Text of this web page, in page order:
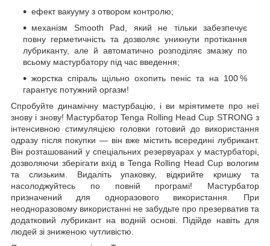
ефект вакууму з отвором контролю;
механізм Smooth Pad, який не тільки забезпечує
повну герметичність та дозволяє уникнути протікання
лубриканту, але й автоматично розподіляє змазку по
всьому мастурбатору під час введення;
жорстка спіраль щільно охопить пеніс та на 100 %
гарантує потужний оргазм!
Спробуйте динамічну мастурбацію, і ви мріятимете про неї
знову і знову! Мастурбатор Tenga Rolling Head Cup STRONG з
інтенсивною стимуляцією головки готовий до використання
одразу після покупки — він вже містить всередині лубрикант.
Він розташований у спеціальних резервуарах у мастурбаторі,
дозволяючи зберігати вхід в Tenga Rolling Head Cup вологим
та слизьким. Видаліть упаковку, відкрийте кришку та
насолоджуйтесь по повній програмі! Мастурбатор
призначений для одноразового використання. При
неодноразовому використанні не забудьте про презерватив та
додатковий лубрикант на водній основі. Підійде навіть для
людей зі зниженою чутливістю.